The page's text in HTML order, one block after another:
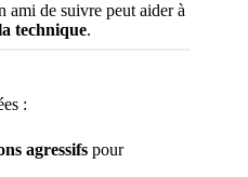
ami de suivre peut aider à
technique.
:
agressifs pour